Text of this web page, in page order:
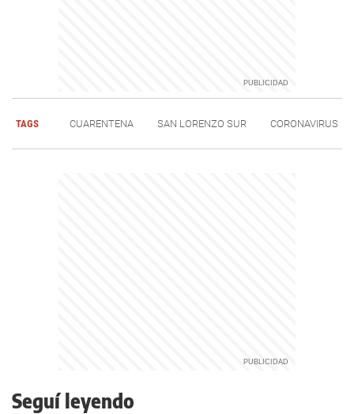
TAGS CUARENTENA SAN LORENZO SUR CORONAVIRUS
Seguí leyendo